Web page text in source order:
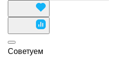
Советуем